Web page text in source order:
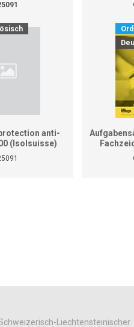
anti-
(Isolsuisse)
Liechtensteinischer